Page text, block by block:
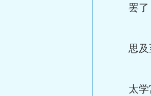
罢了
思及至
太学宫